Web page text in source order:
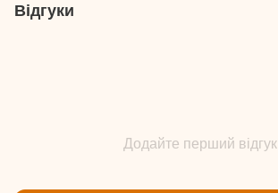
Відгуки
Додайте перший відгук